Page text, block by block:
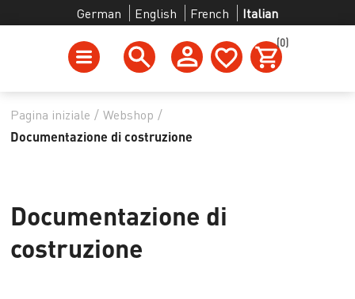
German English French Italian
(0)
Pagina iniziale / Webshop /
Documentazione di costruzione
Documentazione di
costruzione